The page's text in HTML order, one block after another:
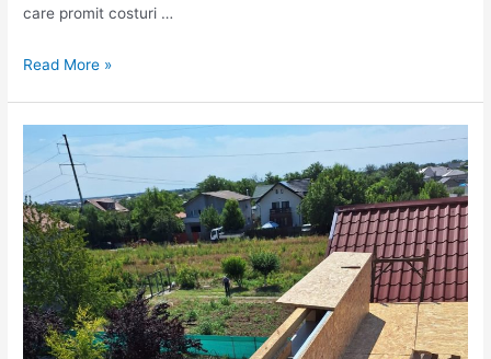
care promit costuri …
Read More »